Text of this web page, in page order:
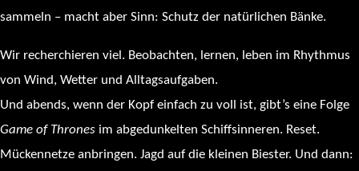
sammeln – macht aber Sinn: Schutz der natürlichen Bänke.
Wir recherchieren viel. Beobachten, lernen, leben im Rhythmus
von Wind, Wetter und Alltagsaufgaben.
Und abends, wenn der Kopf einfach zu voll ist, gibt’s eine Folge
Game of Thrones im abgedunkelten Schiffsinneren. Reset.
Mückennetze anbringen. Jagd auf die kleinen Biester. Und dann: